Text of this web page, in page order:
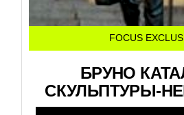
FOCUS
БРУНО
СКУЛЬПТУРЫ-